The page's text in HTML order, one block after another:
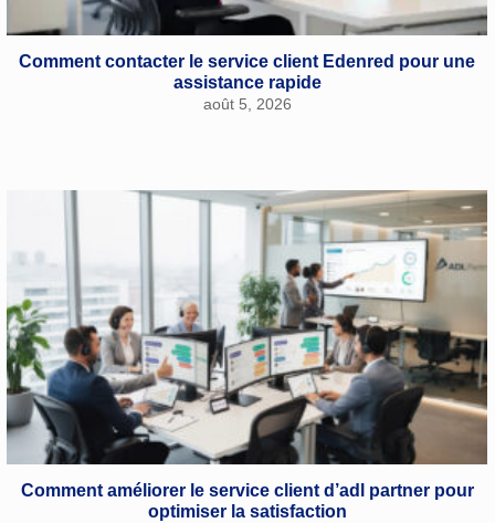
Comment contacter le service client Edenred pour une
assistance rapide
août 5, 2026
Comment améliorer le service client d’adl partner pour
optimiser la satisfaction